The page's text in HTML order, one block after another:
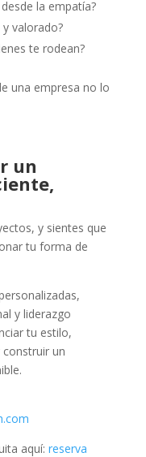
la empatía?
valorado?
te rodean?
una empresa no lo
un
y sientes que
tu forma de
y liderazgo
tu estilo,
un
aquí: reserva